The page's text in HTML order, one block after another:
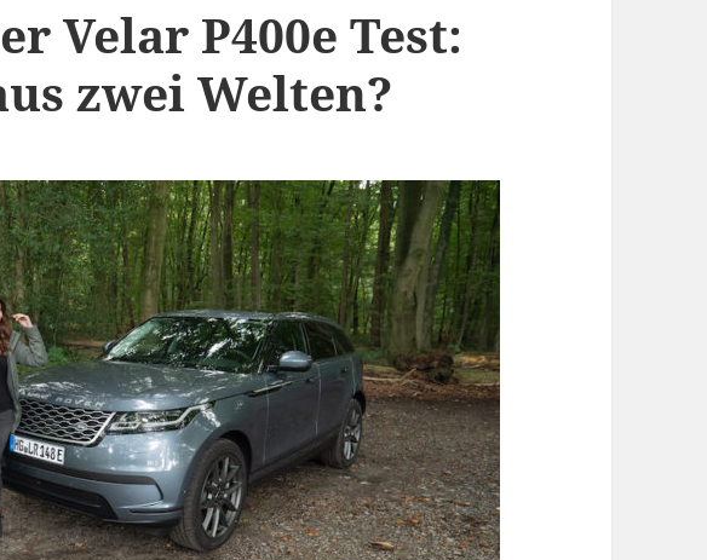
Velar P400e Test:
zwei Welten?